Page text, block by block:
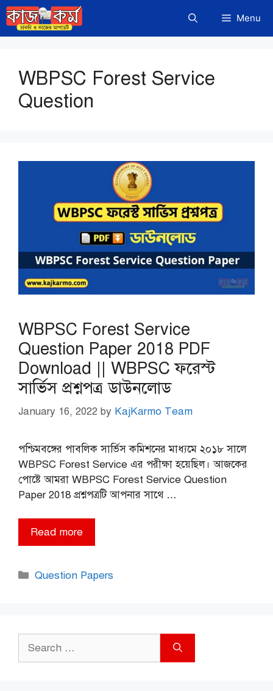
Skip
to
content
Menu
WBPSC Forest Service
Question
WBPSC Forest Service
Question Paper 2018 PDF
Download || WBPSC ফরেস্ট
সার্ভিস প্রশ্নপত্র ডাউনলোড
January 16, 2022 by KajKarmo Team
পশ্চিমবঙ্গের পাবলিক সার্ভিস কমিশনের মাধ্যমে ২০১৮ সালে
WBPSC Forest Service এর পরীক্ষা হয়েছিল। আজকের
পোষ্টে আমরা WBPSC Forest Service Question
Paper 2018 প্রশ্নপত্রটি আপনার সাথে …
Read more
Categories
Question Papers
for: